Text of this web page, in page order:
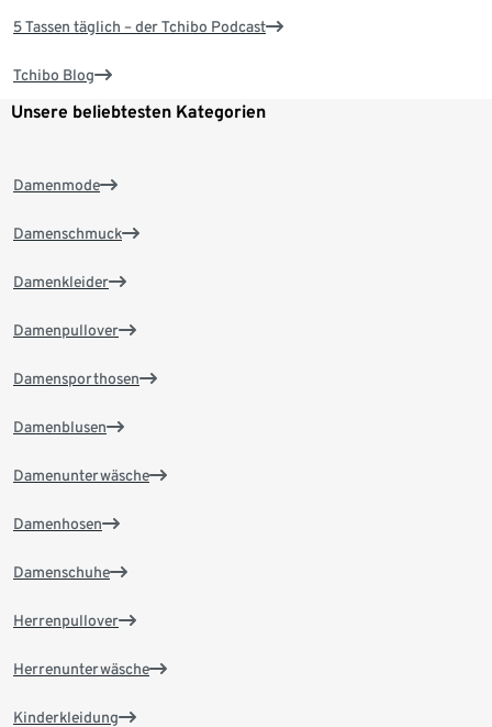
5 Tassen täglich – der Tchibo Podcast
Tchibo Blog
Unsere beliebtesten Kategorien
Damenmode
Damenschmuck
Damenkleider
Damenpullover
Damensporthosen
Damenblusen
Damenunterwäsche
Damenhosen
Damenschuhe
Herrenpullover
Herrenunterwäsche
Kinderkleidung